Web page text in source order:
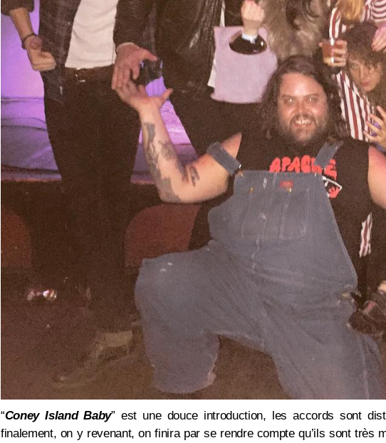
“Coney Island Baby” est une douce introduction, les accords sont
finalement, on y revenant, on finira par se rendre compte qu’ils sont très